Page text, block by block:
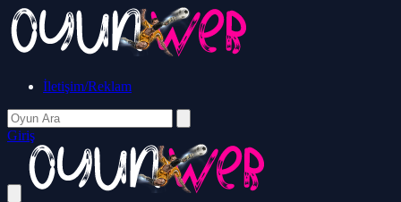
İletişim/Reklam
Giriş